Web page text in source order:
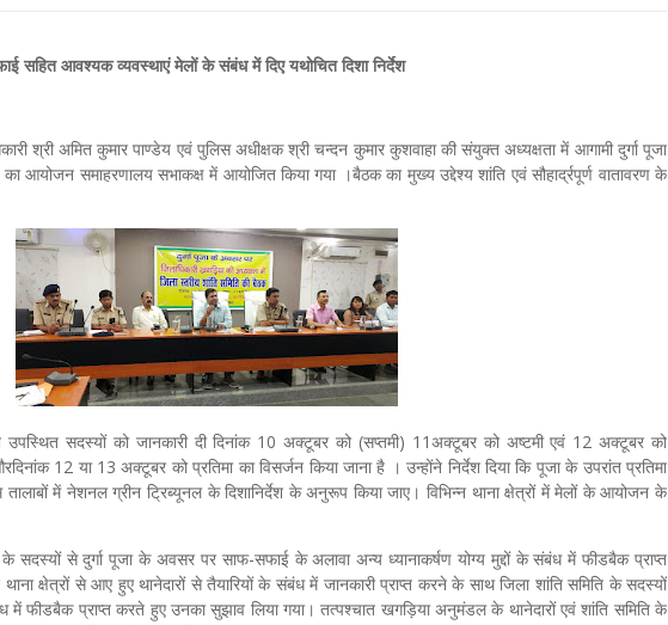
सहित आवश्यक व्यवस्थाएं मेलों के संबंध में दिए यथोचित दिशा निर्देश
श्री अमित कुमार पाण्डेय एवं पुलिस अधीक्षक श्री चन्दन कुमार कुशवाहा की संयुक्त अध्यक्षता में आगामी दुर्गा पूजा
आयोजन समाहरणालय सभाकक्ष में आयोजित किया गया ।बैठक का मुख्य उद्देश्य शांति एवं सौहार्द्रपूर्ण वातावरण के
उपस्थित सदस्यों को जानकारी दी दिनांक 10 अक्टूबर को (सप्तमी) 11अक्टूबर को अष्टमी एवं 12 अक्टूबर को
12 या 13 अक्टूबर को प्रतिमा का विसर्जन किया जाना है । उन्होंने निर्देश दिया कि पूजा के उपरांत प्रतिमा
में नेशनल ग्रीन ट्रिब्यूनल के दिशानिर्देश के अनुरूप किया जाए। विभिन्न थाना क्षेत्रों में मेलों के आयोजन के
सदस्यों से दुर्गा पूजा के अवसर पर साफ-सफाई के अलावा अन्य ध्यानाकर्षण योग्य मुद्दों के संबंध में फीडबैक प्राप्त
क्षेत्रों से आए हुए थानेदारों से तैयारियों के संबंध में जानकारी प्राप्त करने के साथ जिला शांति समिति के सदस्यों
में फीडबैक प्राप्त करते हुए उनका सुझाव लिया गया। तत्पश्चात खगड़िया अनुमंडल के थानेदारों एवं शांति समिति के